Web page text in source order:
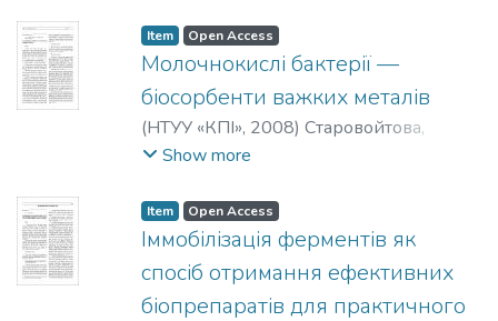
Людмила Вікторівна
Андрійович;Головіна, Ірина Сергіївна
Гейфман, Ілля Натанович
Володимир Ігорович
Item Open Access
Молочнокислі бактерії —
біосорбенти важких металів
(НТУУ «КПІ», 2008) Старовойтова,
Світлана Олександрівна
Володимир Юрійович
Show more
Item Open Access
Іммобілізація ферментів як
спосіб отримання ефективних
біопрепаратів для практичного